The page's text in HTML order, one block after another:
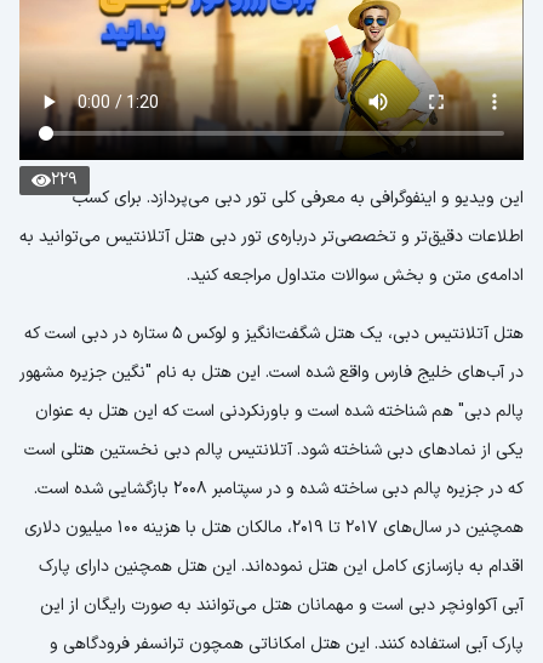
229
این ویدیو و اینفوگرافی به معرفی کلی تور دبی می‌پردازد. برای کسب
اطلاعات دقیق‌تر و تخصصی‌تر درباره‌ی تور دبی هتل آتلانتیس می‌توانید به
ادامه‌ی متن و بخش سوالات متداول مراجعه کنید.
هتل آتلانتیس دبی، یک هتل شگفت‌انگیز و لوکس 5 ستاره در دبی است که
در آب‌های خلیج فارس واقع شده است. این هتل به نام "نگین جزیره مشهور
پالم دبی" هم شناخته شده است و باورنکردنی است که این هتل به عنوان
یکی از نمادهای دبی شناخته شود. آتلانتیس پالم دبی نخستین هتلی است
که در جزیره پالم دبی ساخته شده و در سپتامبر 2008 بازگشایی شده است.
همچنین در سال‌های 2017 تا 2019، مالکان هتل با هزینه 100 میلیون دلاری
اقدام به بازسازی کامل این هتل نموده‌اند. این هتل همچنین دارای پارک
آبی آکواونچر دبی است و مهمانان هتل می‌توانند به صورت رایگان از این
پارک آبی استفاده کنند. این هتل امکاناتی همچون ترانسفر فرودگاهی و